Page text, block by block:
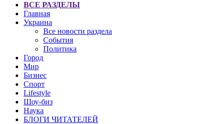
ВСЕ РАЗДЕЛЫ
Главная
Украина
Все новости раздела
События
Политика
Город
Мир
Бизнес
Спорт
Lifestyle
Шоу-биз
Наука
БЛОГИ ЧИТАТЕЛЕЙ